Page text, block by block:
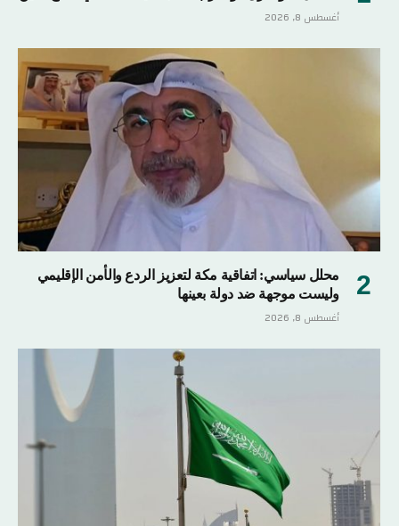
أغسطس 8, 2026
محلل سياسي: اتفاقية مكة لتعزيز الردع والأمن الإقليمي
وليست موجهة ضد دولة بعينها
أغسطس 8, 2026